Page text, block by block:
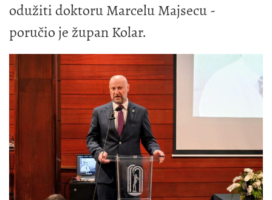
odužiti doktoru Marcelu Majsecu -
poručio je župan Kolar.